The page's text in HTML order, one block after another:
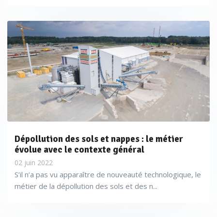
L’apport des outils de modélisation a largement été
démontré par des acteurs tels que Envisol qui recoure à la
géostatistique pour cartographier et dimensionner la
pollution,Burgeap,Ixsane, ou encoreAntea Group
Dépollution des sols et nappes : le métier
évolue avec le contexte général
02 juin 2022
S’il n’a pas vu apparaître de nouveauté technologique, le
métier de la dépollution des sols et des n...